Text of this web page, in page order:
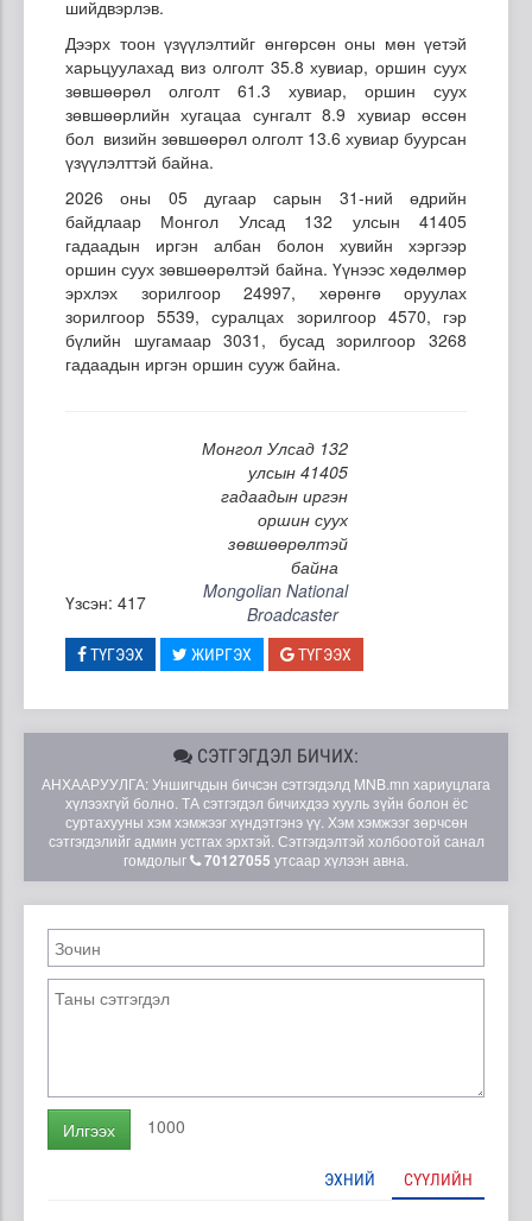
шийдвэрлэв.
Дээрх тоон үзүүлэлтийг өнгөрсөн оны мөн үетэй
харьцуулахад виз олголт 35.8 хувиар, оршин суух
зөвшөөрөл олголт 61.3 хувиар, оршин суух
зөвшөөрлийн хугацаа сунгалт 8.9 хувиар өссөн
бол визийн зөвшөөрөл олголт 13.6 хувиар буурсан
үзүүлэлттэй байна.
2026 оны 05 дугаар сарын 31-ний өдрийн
байдлаар Монгол Улсад 132 улсын 41405
гадаадын иргэн албан болон хувийн хэргээр
оршин суух зөвшөөрөлтэй байна. Үүнээс хөдөлмөр
эрхлэх зорилгоор 24997, хөрөнгө оруулах
зорилгоор 5539, суралцах зорилгоор 4570, гэр
бүлийн шугамаар 3031, бусад зорилгоор 3268
гадаадын иргэн оршин сууж байна.
Монгол Улсад 132
улсын 41405
гадаадын иргэн
оршин суух
зөвшөөрөлтэй
байна
Үзсэн: 417
Mongolian National
Broadcaster
ТҮГЭЭХ ЖИРГЭХ ТҮГЭЭХ
СЭТГЭГДЭЛ БИЧИХ:
АНХААРУУЛГА: Уншигчдын бичсэн сэтгэгдэлд MNB.mn хариуцлага
хүлээхгүй болно. ТА сэтгэгдэл бичихдээ хууль зүйн болон ёс
суртахууны хэм хэмжээг хүндэтгэнэ үү. Хэм хэмжээг зөрчсөн
сэтгэгдэлийг админ устгах эрхтэй. Сэтгэгдэлтэй холбоотой санал
гомдолыг
70127055 утсаар хүлээн авна.
Илгээх 1000
ЭХНИЙ СҮҮЛИЙН